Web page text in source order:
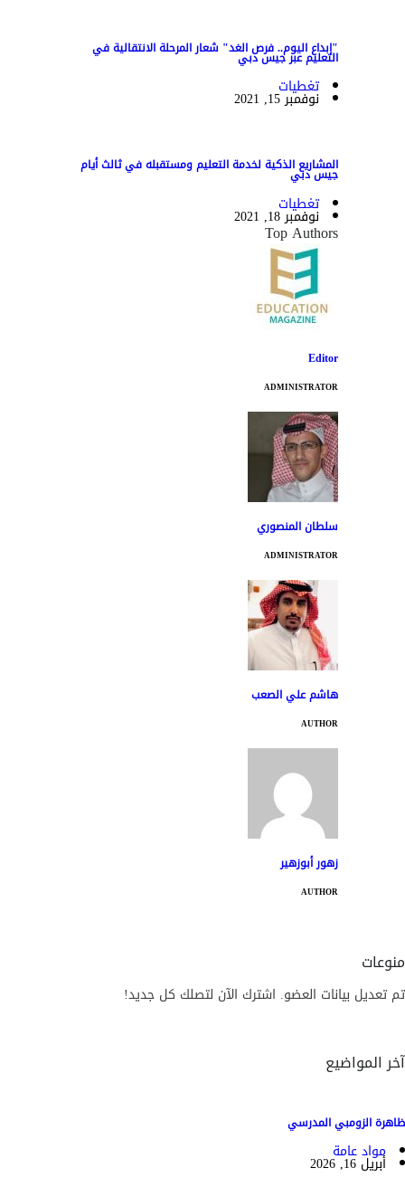
"إبداع اليوم.. فرص الغد" شعار المرحلة الانتقالية في
التعليم عبر جيس دبي
تغطيات
نوفمبر 15, 2021
المشاريع الذكية لخدمة التعليم ومستقبله في ثالث أيام
جيس دبي
تغطيات
نوفمبر 18, 2021
Top Authors
Editor
ADMINISTRATOR
سلطان المنصوري
ADMINISTRATOR
هاشم علي الصعب
AUTHOR
زهور أبوزهير
AUTHOR
منوعات
تم تعديل بيانات العضو. اشترك الآن لتصلك كل جديد!
آخر المواضيع
ظاهرة الزومبي المدرسي
مواد عامة
أبريل 16, 2026